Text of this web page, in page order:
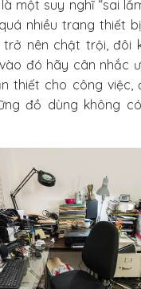
một suy nghĩ “sai
nhiều trang thiết
trở nên chật trội, đôi
đó hãy cân nhắc
thiết cho công việc,
đồ dùng không